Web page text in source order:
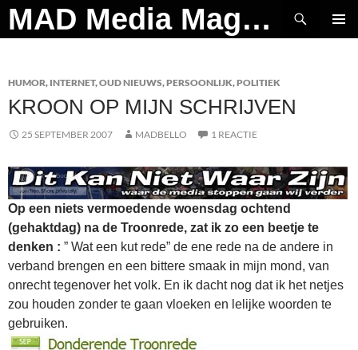
Ga
naar
MAD Media Magazine
Zoeken
HUMOR, INTERNET,OUD NIEUWS,PERSOONLIJK,POLITIEK
KROON OP MIJN SCHRIJVEN
25 SEPTEMBER 2007 MADBELLO 1 REACTIE
Op een niets vermoedende woensdag ochtend
(gehaktdag) na de Troonrede, zat ik zo een beetje te
denken : ” Wat een kut rede” de ene rede na de andere in
verband brengen en een bittere smaak in mijn mond, van
onrecht tegenover het volk. En ik dacht nog dat ik het netjes
zou houden zonder te gaan vloeken en lelijke woorden te
gebruiken.